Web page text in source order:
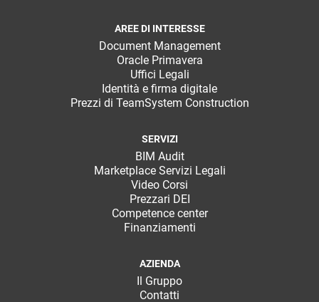
AREE DI INTERESSE
Document Management
Oracle Primavera
Uffici Legali
Identità e firma digitale
Prezzi di TeamSystem Construction
SERVIZI
BIM Audit
Marketplace Servizi Legali
Video Corsi
Prezzari DEI
Competence center
Finanziamenti
AZIENDA
Il Gruppo
Contatti